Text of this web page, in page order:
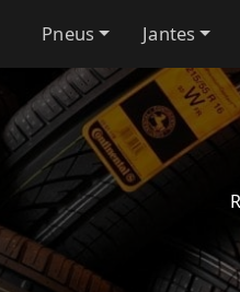
Pneus Jantes